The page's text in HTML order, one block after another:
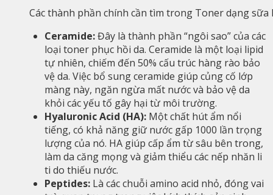
Các thành phần chính cần tìm trong Toner dạng
Ceramide:Đây là thành phần “ngôi sao” của các
loại toner phục hồi da. Ceramide là một loại lipid
tự nhiên, chiếm đến 50% cấu trúc hàng rào bảo
vệ da. Việc bổ sung ceramide giúp củng cố lớp
màng này, ngăn ngừa mất nước và bảo vệ da
khỏi các yếu tố gây hại từ môi trường.
Hyaluronic Acid (HA): Một chất hút ẩm nổi
tiếng, có khả năng giữ nước gấp 1000 lần trọng
lượng của nó. HA giúp cấp ẩm từ sâu bên trong,
làm da căng mọng và giảm thiểu các nếp nhăn li
ti do thiếu nước.
Peptides: Là các chuỗi amino acid nhỏ, đóng vai